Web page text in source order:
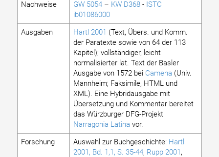
Nachweise
GW 5054 – KW D368 - ISTC
ib01086000
Ausgaben
Hartl 2001 (Text, Übers. und Komm.
der Paratexte sowie von 64 der 113
Kapitel); vollständiger, leicht
normalisierter lat. Text der Basler
Ausgabe von 1572 bei Camena (Univ.
Mannheim; Faksimile, HTML und
XML). Eine Hybridausgabe mit
Übersetzung und Kommentar bereitet
das Würzburger DFG-Projekt
Narragonia Latina vor.
Forschung
Auswahl zur Buchgeschichte: Hartl
2001, Bd. 1,1, S. 35-44, Rupp 2001 ,